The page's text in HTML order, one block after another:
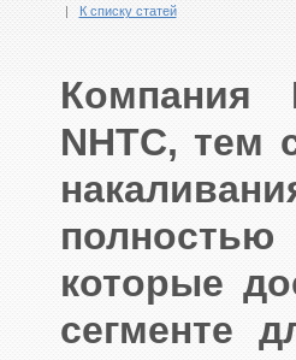
К списку статей
Компания
NHTC, тем
которые
сегменте